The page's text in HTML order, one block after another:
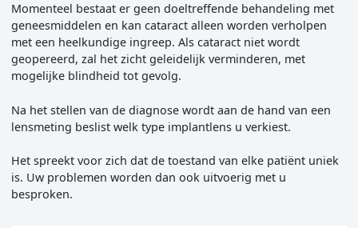
Momenteel bestaat er geen doeltreffende behandeling met
geneesmiddelen en kan cataract alleen worden verholpen
met een heelkundige ingreep. Als cataract niet wordt
geopereerd, zal het zicht geleidelijk verminderen, met
mogelijke blindheid tot gevolg.
Na het stellen van de diagnose wordt aan de hand van een
lensmeting beslist welk type implantlens u verkiest.
Het spreekt voor zich dat de toestand van elke patiënt uniek
is. Uw problemen worden dan ook uitvoerig met u
besproken.